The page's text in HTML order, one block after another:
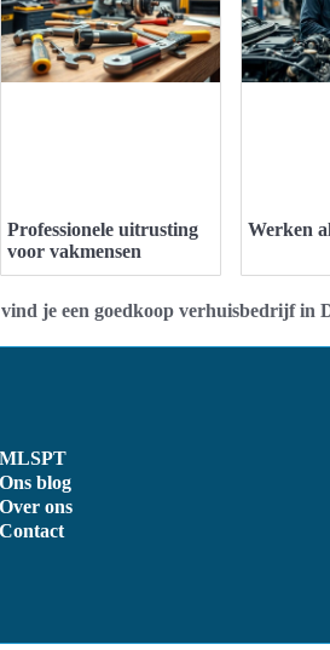
Professionele uitrusting
voor vakmensen
Werken
je een goedkoop verhuisbedrijf in
MLSPT
Ons blog
Over ons
Contact